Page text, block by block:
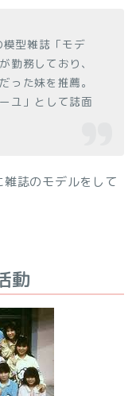
型雑誌「モデ
勤務しており、
った妹を推薦。
ユ」として誌面
誌のモデルをして
動